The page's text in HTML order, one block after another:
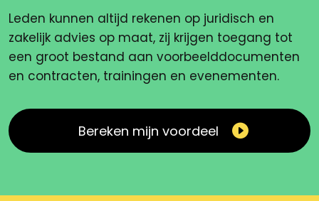
Leden kunnen altijd rekenen op juridisch en
zakelijk advies op maat, zij krijgen toegang tot
een groot bestand aan voorbeelddocumenten
en contracten, trainingen en evenementen.
Bereken mijn voordeel